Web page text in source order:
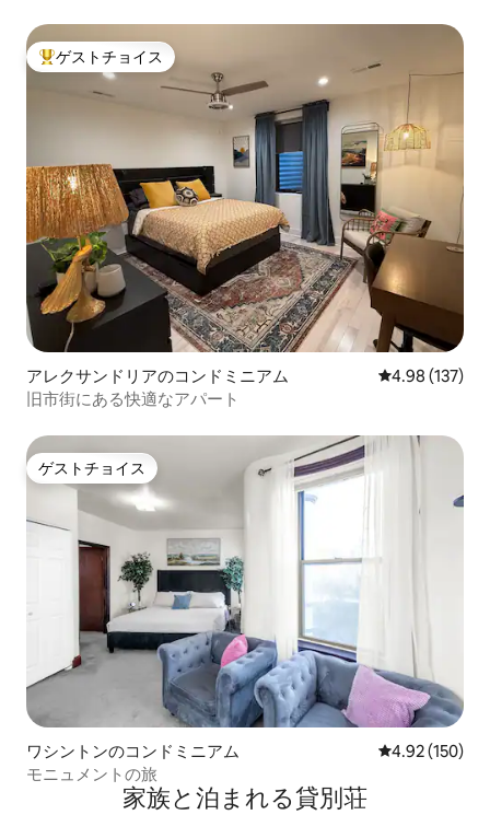
大好評のゲストチョイスです。
ゲストチョイス
アレクサンドリアのコンドミニアム レビュー137
4.98 (137)
旧市街にある快適なアパート
ゲストチョイス
ゲストチョイス
ワシントンのコンドミニアム レビュー150
4.92 (150)
モニュメントの旅
家族と泊まれる貸別荘